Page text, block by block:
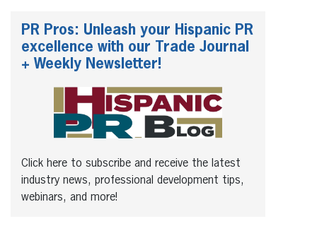
PR Pros: Unleash your Hispanic PR
excellence with our Trade Journal
+ Weekly Newsletter!
Click here to subscribe and receive the latest
industry news, professional development tips,
webinars, and more!